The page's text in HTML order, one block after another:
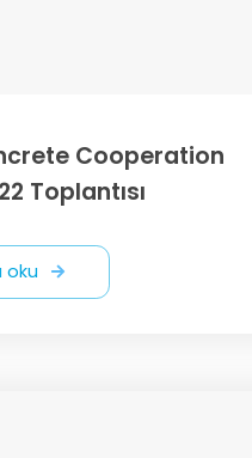
Cooperation
Toplantısı
oku